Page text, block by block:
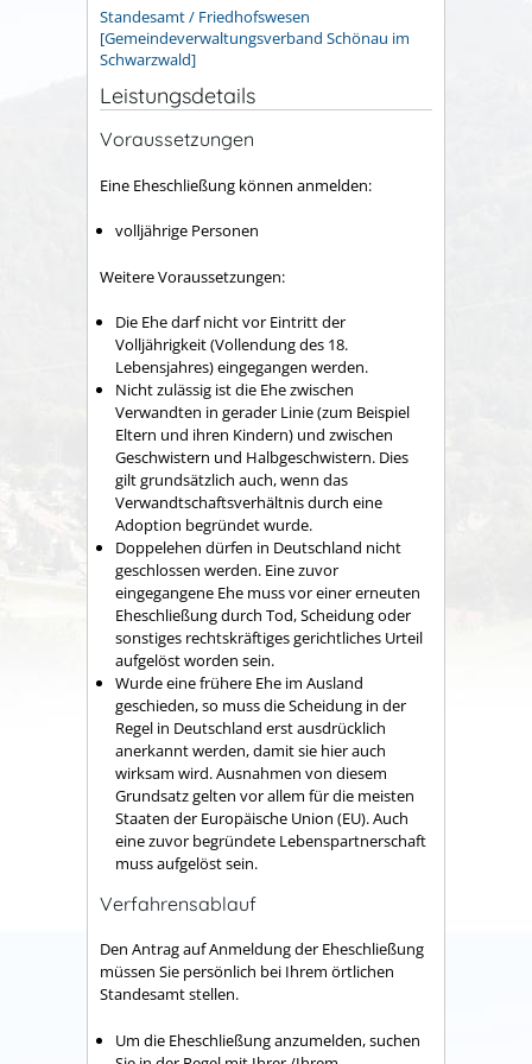
Standesamt / Friedhofswesen
[Gemeindeverwaltungsverband Schönau im
Schwarzwald]
Leistungsdetails
Voraussetzungen
Eine Eheschließung können anmelden:
volljährige Personen
Weitere Voraussetzungen:
Die Ehe darf nicht vor Eintritt der
Volljährigkeit (Vollendung des 18.
Lebensjahres) eingegangen werden.
Nicht zulässig ist die Ehe zwischen
Verwandten in gerader Linie (zum Beispiel
Eltern und ihren Kindern) und zwischen
Geschwistern und Halbgeschwistern. Dies
gilt grundsätzlich auch, wenn das
Verwandtschaftsverhältnis durch eine
Adoption begründet wurde.
Doppelehen dürfen in Deutschland nicht
geschlossen werden. Eine zuvor
eingegangene Ehe muss vor einer erneuten
Eheschließung durch Tod, Scheidung oder
sonstiges rechtskräftiges gerichtliches Urteil
aufgelöst worden sein.
Wurde eine frühere Ehe im Ausland
geschieden, so muss die Scheidung in der
Regel in Deutschland erst ausdrücklich
anerkannt werden, damit sie hier auch
wirksam wird. Ausnahmen von diesem
Grundsatz gelten vor allem für die meisten
Staaten der Europäische Union (EU). Auch
eine zuvor begründete Lebenspartnerschaft
muss aufgelöst sein.
Verfahrensablauf
Den Antrag auf Anmeldung der Eheschließung
müssen Sie persönlich bei Ihrem örtlichen
Standesamt stellen.
Um die Eheschließung anzumelden, suchen